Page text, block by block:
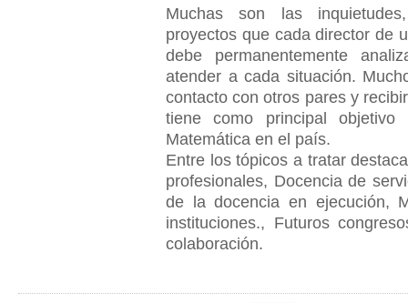
Muchas son las
proyectos que cada director de
debe permanentemente
atender a cada situación.
contacto con otros pares y
tiene como principal
Matemática en el país.
Entre los tópicos a tratar
profesionales, Docencia de
de la docencia en ejecución,
instituciones., Futuros
colaboración.